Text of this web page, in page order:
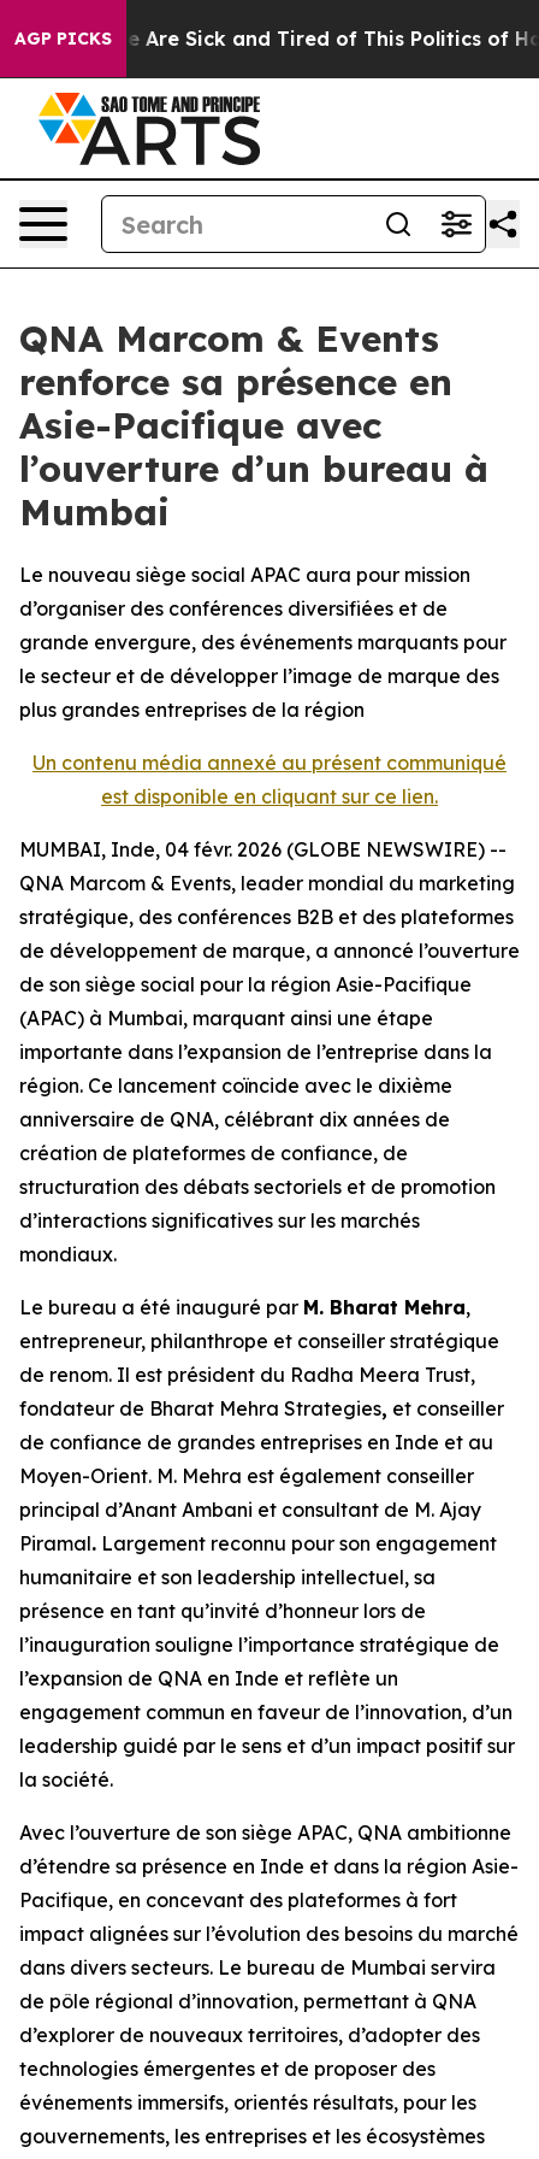
AGP PICKS
“People Are Sick and Tired of This Politics of
QNA Marcom & Events
renforce sa présence en
Asie-Pacifique avec
l’ouverture d’un bureau à
Mumbai
Le nouveau siège social APAC aura pour mission
d’organiser des conférences diversifiées et de
grande envergure, des événements marquants pour
le secteur et de développer l’image de marque des
plus grandes entreprises de la région
Un contenu média annexé au présent communiqué
est disponible en cliquant sur ce lien.
MUMBAI, Inde, 04 févr. 2026 (GLOBE NEWSWIRE) --
QNA Marcom & Events, leader mondial du marketing
stratégique, des conférences B2B et des plateformes
de développement de marque, a annoncé l’ouverture
de son siège social pour la région Asie-Pacifique
(APAC) à Mumbai, marquant ainsi une étape
importante dans l’expansion de l’entreprise dans la
région. Ce lancement coïncide avec le dixième
anniversaire de QNA, célébrant dix années de
création de plateformes de confiance, de
structuration des débats sectoriels et de promotion
d’interactions significatives sur les marchés
mondiaux.
Le bureau a été inauguré par M. Bharat Mehra,
entrepreneur, philanthrope et conseiller stratégique
de renom. Il est président du Radha Meera Trust,
fondateur de Bharat Mehra Strategies, et conseiller
de confiance de grandes entreprises en Inde et au
Moyen-Orient. M. Mehra est également conseiller
principal d’Anant Ambani et consultant de M. Ajay
Piramal. Largement reconnu pour son engagement
humanitaire et son leadership intellectuel, sa
présence en tant qu’invité d’honneur lors de
l’inauguration souligne l’importance stratégique de
l’expansion de QNA en Inde et reflète un
engagement commun en faveur de l’innovation, d’un
leadership guidé par le sens et d’un impact positif sur
la société.
Avec l’ouverture de son siège APAC, QNA ambitionne
d’étendre sa présence en Inde et dans la région Asie-
Pacifique, en concevant des plateformes à fort
impact alignées sur l’évolution des besoins du marché
dans divers secteurs. Le bureau de Mumbai servira
de pôle régional d’innovation, permettant à QNA
d’explorer de nouveaux territoires, d’adopter des
technologies émergentes et de proposer des
événements immersifs, orientés résultats, pour les
gouvernements, les entreprises et les écosystèmes